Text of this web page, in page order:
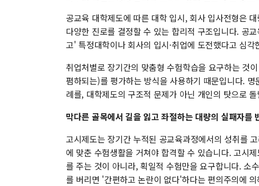
공교육 대학제도에 따른 대학 입시, 회사 입사전형은
다양한 진로를 결정할 수 있는 합리적 구조입니다. 공
고' 특정대학이나 회사의 입시·취업에 도전했다고 심
취업처별로 장기간의 맞춤형 수험학습을 요구하는 것
폄하되는)를 평가하는 방식을 사용하기 때문입니다.
례를, 대학제도의 구조적 문제가 아닌 개인의 탓으로
막다른 골목에서 길을 잃고 좌절하는 대량의 실패자를
고시제도는 장기간 누적된 공교육과정에서의 성취를
에 맞춘 수험생활을 거쳐야 합격할 수 있습니다. 고시
를 주는 것이 아니라, 획일적 수험만을 요구합니다. 소
를 버리면 '간편하고 논란이 없다'하다는 편의주의에